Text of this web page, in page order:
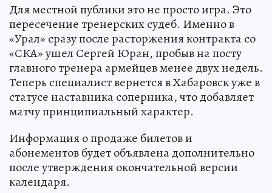
Для местной публики это не просто игра. Это
пересечение тренерских судеб. Именно в
«Урал» сразу после расторжения контракта со
«СКА» ушел Сергей Юран, пробыв на посту
главного тренера армейцев менее двух недель.
Теперь специалист вернется в Хабаровск уже в
статусе наставника соперника, что добавляет
матчу принципиальный характер.
Информация о продаже билетов и
абонементов будет объявлена дополнительно
после утверждения окончательной версии
календаря.